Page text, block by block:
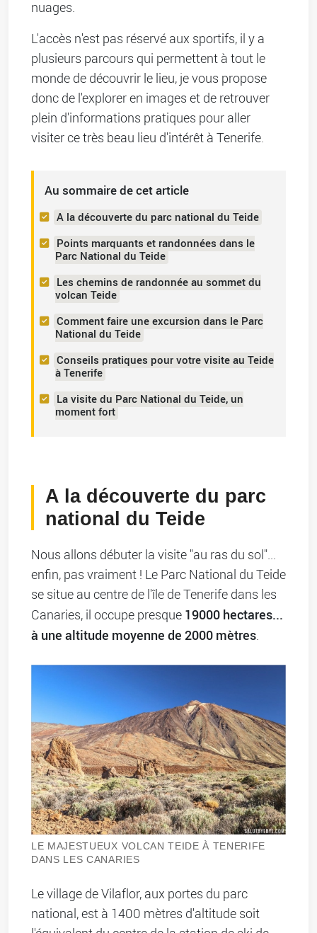
nuages.
L'accès n'est pas réservé aux sportifs, il y a
plusieurs parcours qui permettent à tout le
monde de découvrir le lieu, je vous propose
donc de l'explorer en images et de retrouver
plein d'informations pratiques pour aller
visiter ce très beau lieu d'intérêt à Tenerife.
Au sommaire de cet article
A la découverte du parc national du Teide
Points marquants et randonnées dans le
Parc National du Teide
Les chemins de randonnée au sommet du
volcan Teide
Comment faire une excursion dans le Parc
National du Teide
Conseils pratiques pour votre visite au Teide
à Tenerife
La visite du Parc National du Teide, un
moment fort
A la découverte du parc
national du Teide
Nous allons débuter la visite "au ras du sol"...
enfin, pas vraiment ! Le Parc National du Teide
se situe au centre de l'île de Tenerife dans les
Canaries, il occupe presque 19000 hectares...
à une altitude moyenne de 2000 mètres.
LE MAJESTUEUX VOLCAN TEIDE À TENERIFE
DANS LES CANARIES
Le village de Vilaflor, aux portes du parc
national, est à 1400 mètres d'altitude soit